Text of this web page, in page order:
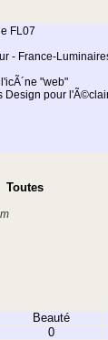
Toutes
Beauté
0